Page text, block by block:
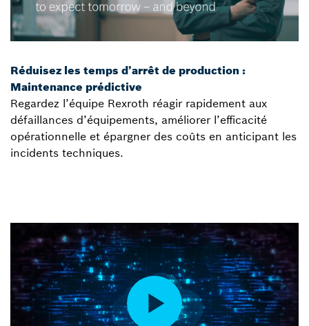
Réduisez les temps d’arrêt de production :
Maintenance prédictive
Regardez l’équipe Rexroth réagir rapidement aux
défaillances d’équipements, améliorer l’efficacité
opérationnelle et épargner des coûts en anticipant les
incidents techniques.